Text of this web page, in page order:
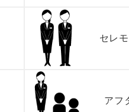
セレ
アフ